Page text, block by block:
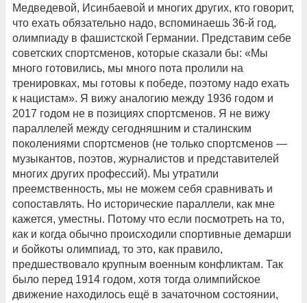
Медведевой, Исинбаевой и многих других, кто говорит,
что ехать обязательно надо, вспоминаешь 36-й год,
олимпиаду в фашистской Германии. Представим себе
советских спортсменов, которые сказали бы: «Мы
много готовились, мы много пота пролили на
тренировках, мы готовы к победе, поэтому надо ехать
к нацистам». Я вижу аналогию между 1936 годом и
2017 годом не в позициях спортсменов. Я не вижу
параллелей между сегодняшним и сталинским
поколениями спортсменов (не только спортсменов —
музыкантов, поэтов, журналистов и представителей
многих других профессий). Мы утратили
преемственность, мы не можем себя сравнивать и
сопоставлять. Но исторические параллели, как мне
кажется, уместны. Потому что если посмотреть на то,
как и когда обычно происходили спортивные демарши
и бойкоты олимпиад, то это, как правило,
предшествовало крупным военным конфликтам. Так
было перед 1914 годом, хотя тогда олимпийское
движение находилось ещё в зачаточном состоянии,